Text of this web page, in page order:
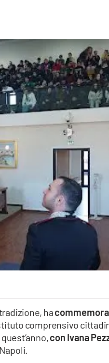
ha
comprensivo
con Ivana